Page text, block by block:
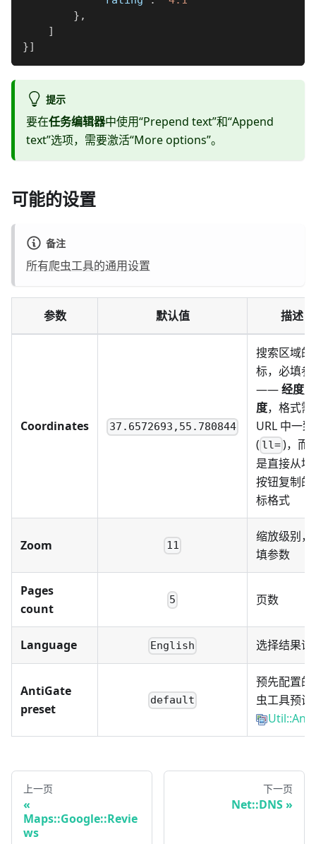
} ,
]
}]
提示
要在任务编辑器中使用“Prepend text”和“Append
text”选项，需要激活“More options”。
可能的设置
备注
所有爬虫工具的通用设置
参数 默认值 描述
Coordinates 37.6572693,55.780844
搜索区域的
标，必填参
——经度,
度，格式需
URL 中一致
( ll=)，而
是直接从地
按钮复制的
标格式
Zoom 11
缩放级别，
填参数
Pages
count
5 页数
Language English 选择结果语
AntiGate
preset
default
预先配置的
虫工具预设
上一页
Maps::Google::Revie
ws
下一页
Net::DNS